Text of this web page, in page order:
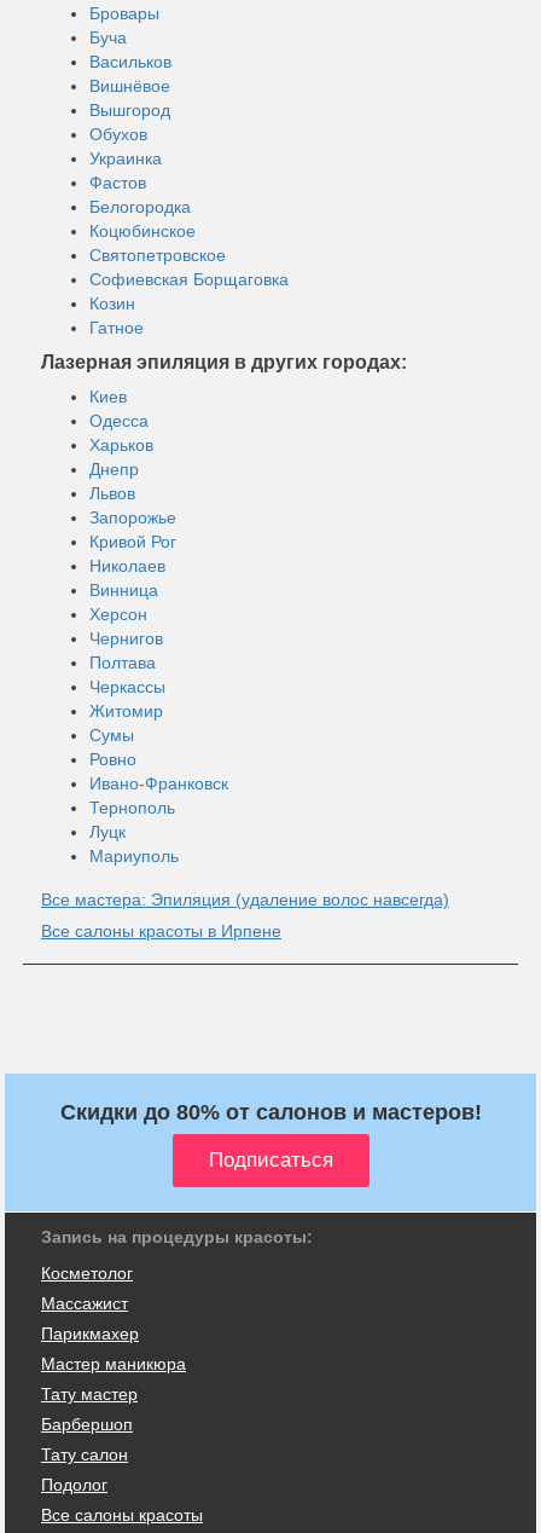
Бровары
Буча
Васильков
Вишнёвое
Вышгород
Обухов
Украинка
Фастов
Белогородка
Коцюбинское
Святопетровское
Софиевская Борщаговка
Козин
Гатное
Лазерная эпиляция в других городах:
Киев
Одесса
Харьков
Днепр
Львов
Запорожье
Кривой Рог
Николаев
Винница
Херсон
Чернигов
Полтава
Черкассы
Житомир
Сумы
Ровно
Ивано-Франковск
Тернополь
Луцк
Мариуполь
Все мастера: Эпиляция (удаление волос навсегда)
Все салоны красоты в Ирпене
Скидки до 80% от салонов и мастеров!
Запись на процедуры красоты:
Косметолог
Массажист
Парикмахер
Мастер маникюра
Тату мастер
Барбершоп
Тату салон
Подолог
Все салоны красоты